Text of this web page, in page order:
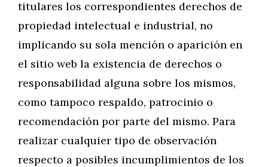
titulares los correspondientes derechos de
propiedad intelectual e industrial, no
implicando su sola mención o aparición en
el sitio web la existencia de derechos o
responsabilidad alguna sobre los mismos,
como tampoco respaldo, patrocinio o
recomendación por parte del mismo. Para
realizar cualquier tipo de observación
respecto a posibles incumplimientos de los